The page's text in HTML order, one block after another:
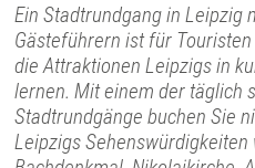
Ein Stadtrundgang in Leipzig
Gästeführern ist für
die Attraktionen Leipzigs in
lernen. Mit einem der täglich
Stadtrundgänge buchen Sie
Leipzigs Sehenswürdigkeiten